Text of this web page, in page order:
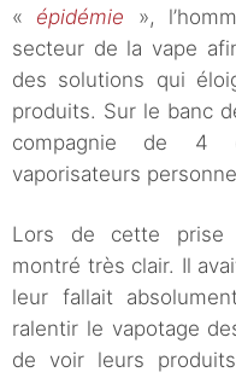
« épidémie »,
secteur de la vape
des solutions qui
produits. Sur le banc
compagnie de 4
vaporisateurs
Lors de cette prise
montré très clair. Il
leur fallait
ralentir le vapotage
de voir leurs